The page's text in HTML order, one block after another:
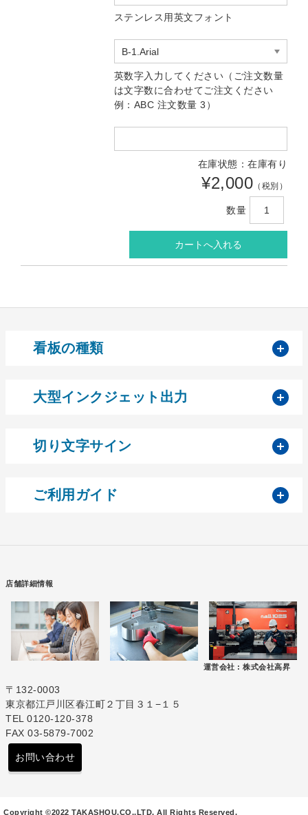
ステンレス用英文フォント
英数字入力してください（ご注文数量
は文字数に合わせてご注文ください
例：ABC 注文数量 3）
在庫状態：在庫有り
¥2,000 （税別）
数量
看板の種類
大型インクジェット出力
切り文字サイン
ご利用ガイド
店舗詳細情報
運営会社 : 株式会社高昇
〒132-0003
東京都江戸川区春江町２丁目３１−１５
TEL 0120-120-378
FAX 03-5879-7002
お問い合わせ
Copyright ©2022 TAKASHOU.CO.,LTD. All Rights Reserved.